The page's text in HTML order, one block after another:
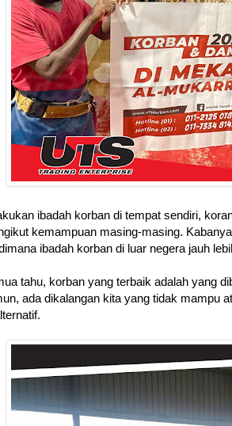
ibadah korban di tempat sendiri,
kemampuan masing-masing.
ibadah korban di luar negera jauh
tahu, korban yang terbaik adalah yang
ada dikalangan kita yang tidak mampu